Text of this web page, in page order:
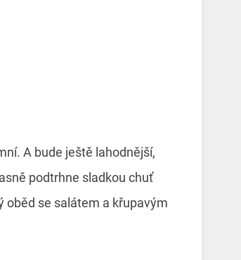
A bude ještě lahodnější,
podtrhne sladkou chuť
oběd se salátem a křupavým